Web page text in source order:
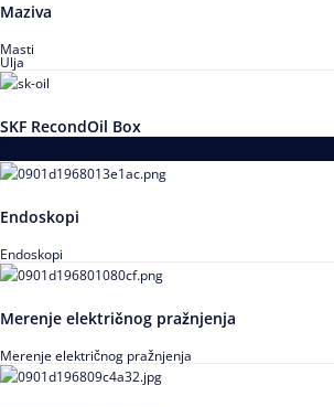
Maziva
Masti
Ulja
SKF RecondOil Box
Endoskopi
Endoskopi
Merenje električnog pražnjenja
Merenje električnog pražnjenja